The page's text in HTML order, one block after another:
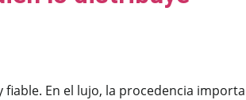
fiable. En el lujo, la procedencia importa